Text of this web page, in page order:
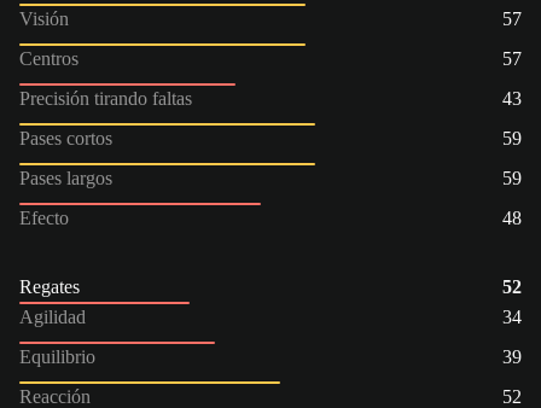
Visión
57
Centros
57
Precisión tirando faltas
43
Pases cortos
59
Pases largos
59
Efecto
48
Regates
52
Agilidad
34
Equilibrio
39
Reacción
52